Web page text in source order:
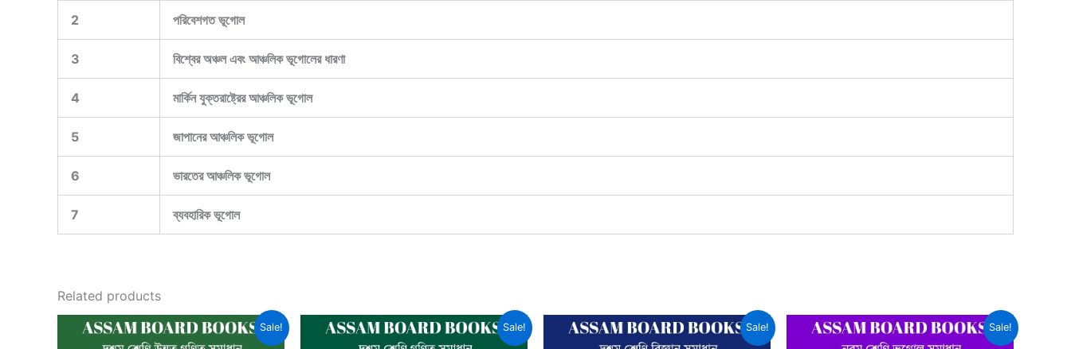
2 পরিবেশগত ভূগোল
3 বিশ্বের অঞ্চল এবং আঞ্চলিক ভূগোলের ধারণা
4 মার্কিন যুক্তরাষ্ট্রের আঞ্চলিক ভূগোল
5 জাপানের আঞ্চলিক ভূগোল
6 ভারতের আঞ্চলিক ভূগোল
7 ব্যবহারিক ভূগোল
Related products
Sale! Sale! Sale! Sale!